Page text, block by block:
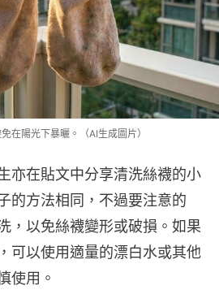
在陽光下暴曬。（AI生成圖片）
亦在貼文中分享清洗絲襪的小
的方法相同，不過要注意的
，以免絲襪變形或破損。如果
可以使用適量的漂白水或其他
使用。